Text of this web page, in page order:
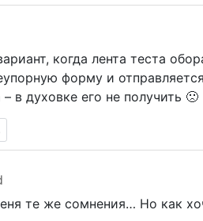
когда лента теста
форму и
в духовке его не получить 🙁
те же сомнения… Но как